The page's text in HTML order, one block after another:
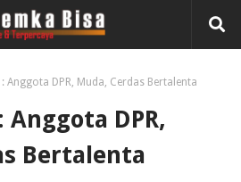
Anggota DPR, Muda, Cerdas Bertalenta
DPR,
Bertalenta